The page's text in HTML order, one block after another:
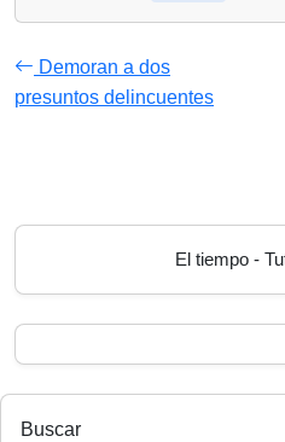
Demoran a dos
presuntos delincuentes
El tiempo -
Buscar